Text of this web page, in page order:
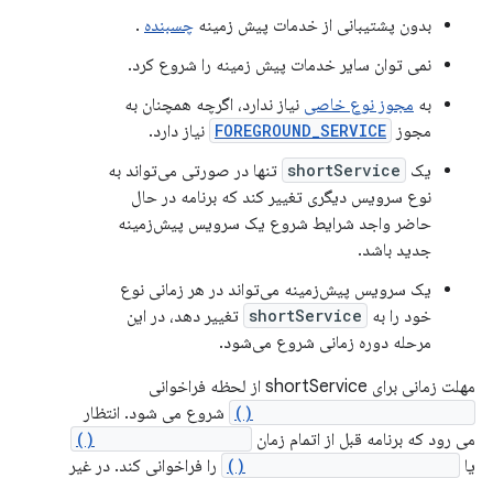
بدون پشتیبانی از خدمات پیش زمینه چسبنده .
نمی توان سایر خدمات پیش زمینه را شروع کرد.
به مجوز نوع خاصی نیاز ندارد، اگرچه همچنان به
مجوز FOREGROUND_SERVICE نیاز دارد.
یک shortService تنها در صورتی می‌تواند به
نوع سرویس دیگری تغییر کند که برنامه در حال
حاضر واجد شرایط شروع یک سرویس پیش‌زمینه
جدید باشد.
یک سرویس پیش‌زمینه می‌تواند در هر زمانی نوع
خود را به shortService تغییر دهد، در این
مرحله دوره زمانی شروع می‌شود.
مهلت زمانی برای shortService از لحظه فراخوانی
شروع می شود. انتظار
می رود که برنامه قبل از اتمام زمان
یا
را فراخوانی کند. در غیر